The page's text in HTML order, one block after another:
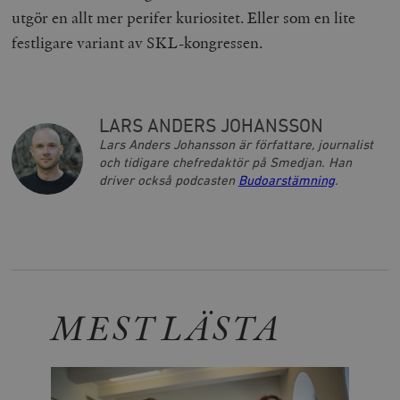
utgör en allt mer perifer kuriositet. Eller som en lite
festligare variant av SKL-kongressen.
LARS ANDERS JOHANSSON
Lars Anders Johansson är författare, journalist
och tidigare chefredaktör på Smedjan. Han
driver också podcasten Budoarstämning.
MEST LÄSTA
wp_woocommerce_session_[abcdef0123456789]
{32}
__cf_bm
Cloudflare
.myfonts.net